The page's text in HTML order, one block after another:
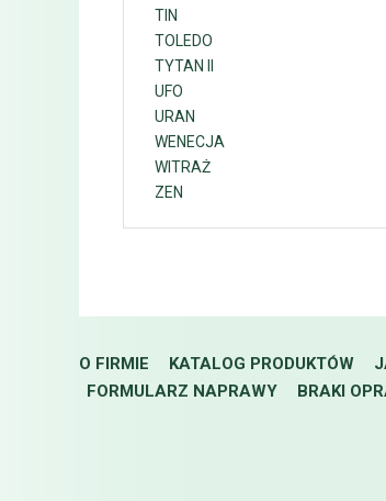
TIN
TOLEDO
TYTAN II
UFO
URAN
WENECJA
WITRAŻ
ZEN
O FIRMIE KATALOG PRODUKTÓW
FORMULARZ NAPRAWY
BRAKI